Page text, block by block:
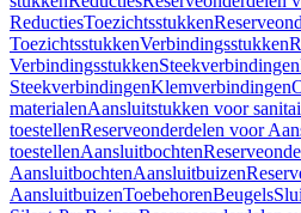
ReductiesToezichtsstukken
ToezichtsstukkenVerbindingsstukken
VerbindingsstukkenSteekverbindingen
SteekverbindingenKlemverbindingen
materialenAansluitstukken voor
toestellenReserveonderdelen voor
toestellenAansluitbochten
AansluitbochtenAansluitbuizen
AansluitbuizenToebehorenBeugels